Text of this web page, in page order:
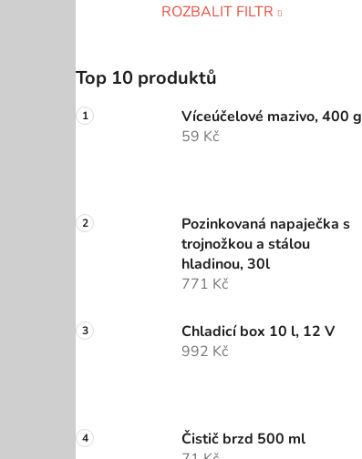
ROZBALIT FILTR
Top 10 produktů
Víceúčelové mazivo, 400 g
59 Kč
Pozinkovaná napaječka s
trojnožkou a stálou
hladinou, 30l
771 Kč
Chladicí box 10 l, 12 V
992 Kč
Čistič brzd 500 ml